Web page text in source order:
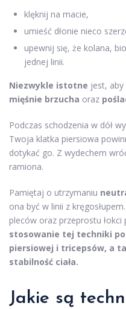
klęknij na macie,
umieść dłonie nieco
upewnij się, że kolana,
jednej linii.
Niezwykle istotne jest, aby
mięśnie brzucha oraz
Podczas schodzenia w dół
Twoja klatka piersiowa
dotykać go. Z wydechem
ramiona.
Pamiętaj o utrzymaniu
ona być w linii z
pleców oraz przeprostu łokci
stosowanie tej techniki
piersiowej i tricepsów, a
stabilność ciała.
Jakie są